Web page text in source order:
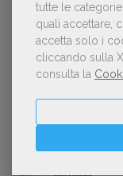
tutte le
quali accettare,
accetta solo i
cliccando sulla
consulta la
«La voce
manager
NOTIZIE